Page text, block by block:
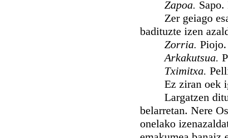
Zapoa.
Zer geiago
badituzte izen
Zorria.
Arkakutsua.
Tximitxa.
Ez ziran oek
Largatzen ditut
belarretan. Nere
onelako